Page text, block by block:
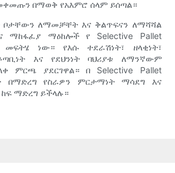
በማወቅ የአእምሮ ሰላም ይሰጣል።
ለማመቻቸት እና ቅልጥፍናን ለማሻሻል
ማከፋፈያ ማዕከሎች የ Selective Pallet
ነው። የእሱ ተደራሽነት፣ ዘላቂነት፣
እና የደህንነት ባህሪያቱ ለማንኛውም
ምርጫ ያደርገዋል። በ Selective Pallet
በማድረግ የስራዎን ምርታማነት ማሳደግ እና
ማድረግ ይችላሉ።